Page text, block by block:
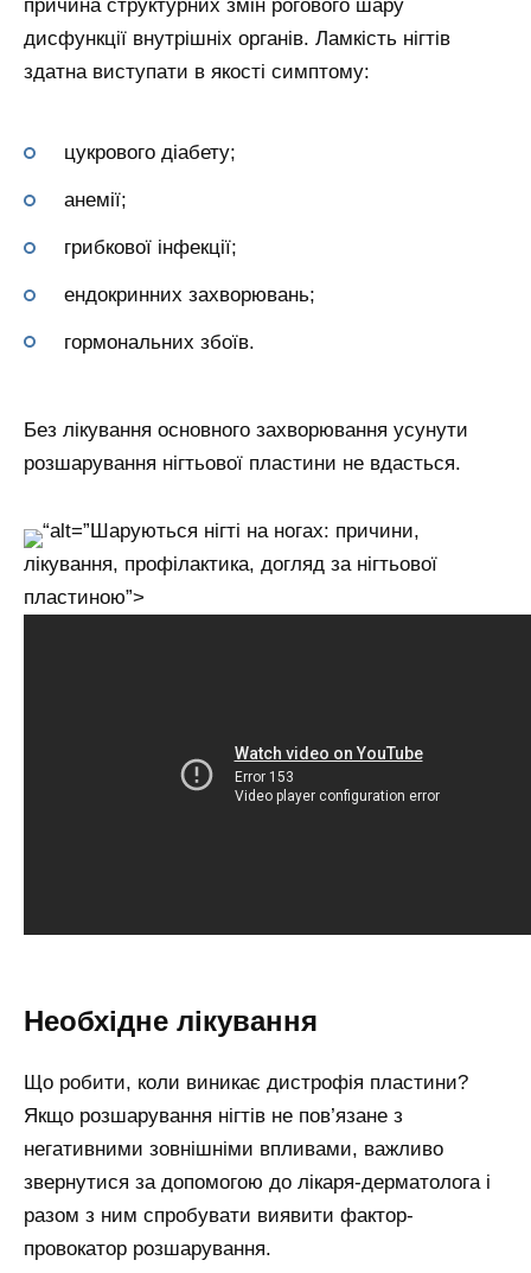
причина структурних змін рогового шару
дисфункції внутрішніх органів. Ламкість нігтів
здатна виступати в якості симптому:
цукрового діабету;
анемії;
грибкової інфекції;
ендокринних захворювань;
гормональних збоїв.
Без лікування основного захворювання усунути
розшарування нігтьової пластини не вдасться.
“alt=”Шаруються нігті на ногах: причини,
лікування, профілактика, догляд за нігтьової
пластиною”>
Необхідне лікування
Що робити, коли виникає дистрофія пластини?
Якщо розшарування нігтів не пов’язане з
негативними зовнішніми впливами, важливо
звернутися за допомогою до лікаря-дерматолога і
разом з ним спробувати виявити фактор-
провокатор розшарування.